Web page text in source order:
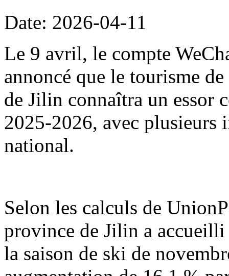
Date: 2026-04-11
Le 9 avril, le compte
annoncé que le tourisme
de Jilin connaîtra un essor
2025-2026, avec plusieurs
national.
Selon les calculs de
province de Jilin a
la saison de ski de